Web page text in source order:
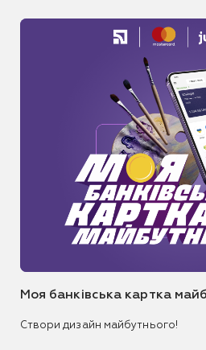
Моя банківська картка
Створи дизайн майбутнього!